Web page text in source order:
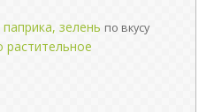
зелень по вкусу
растительное